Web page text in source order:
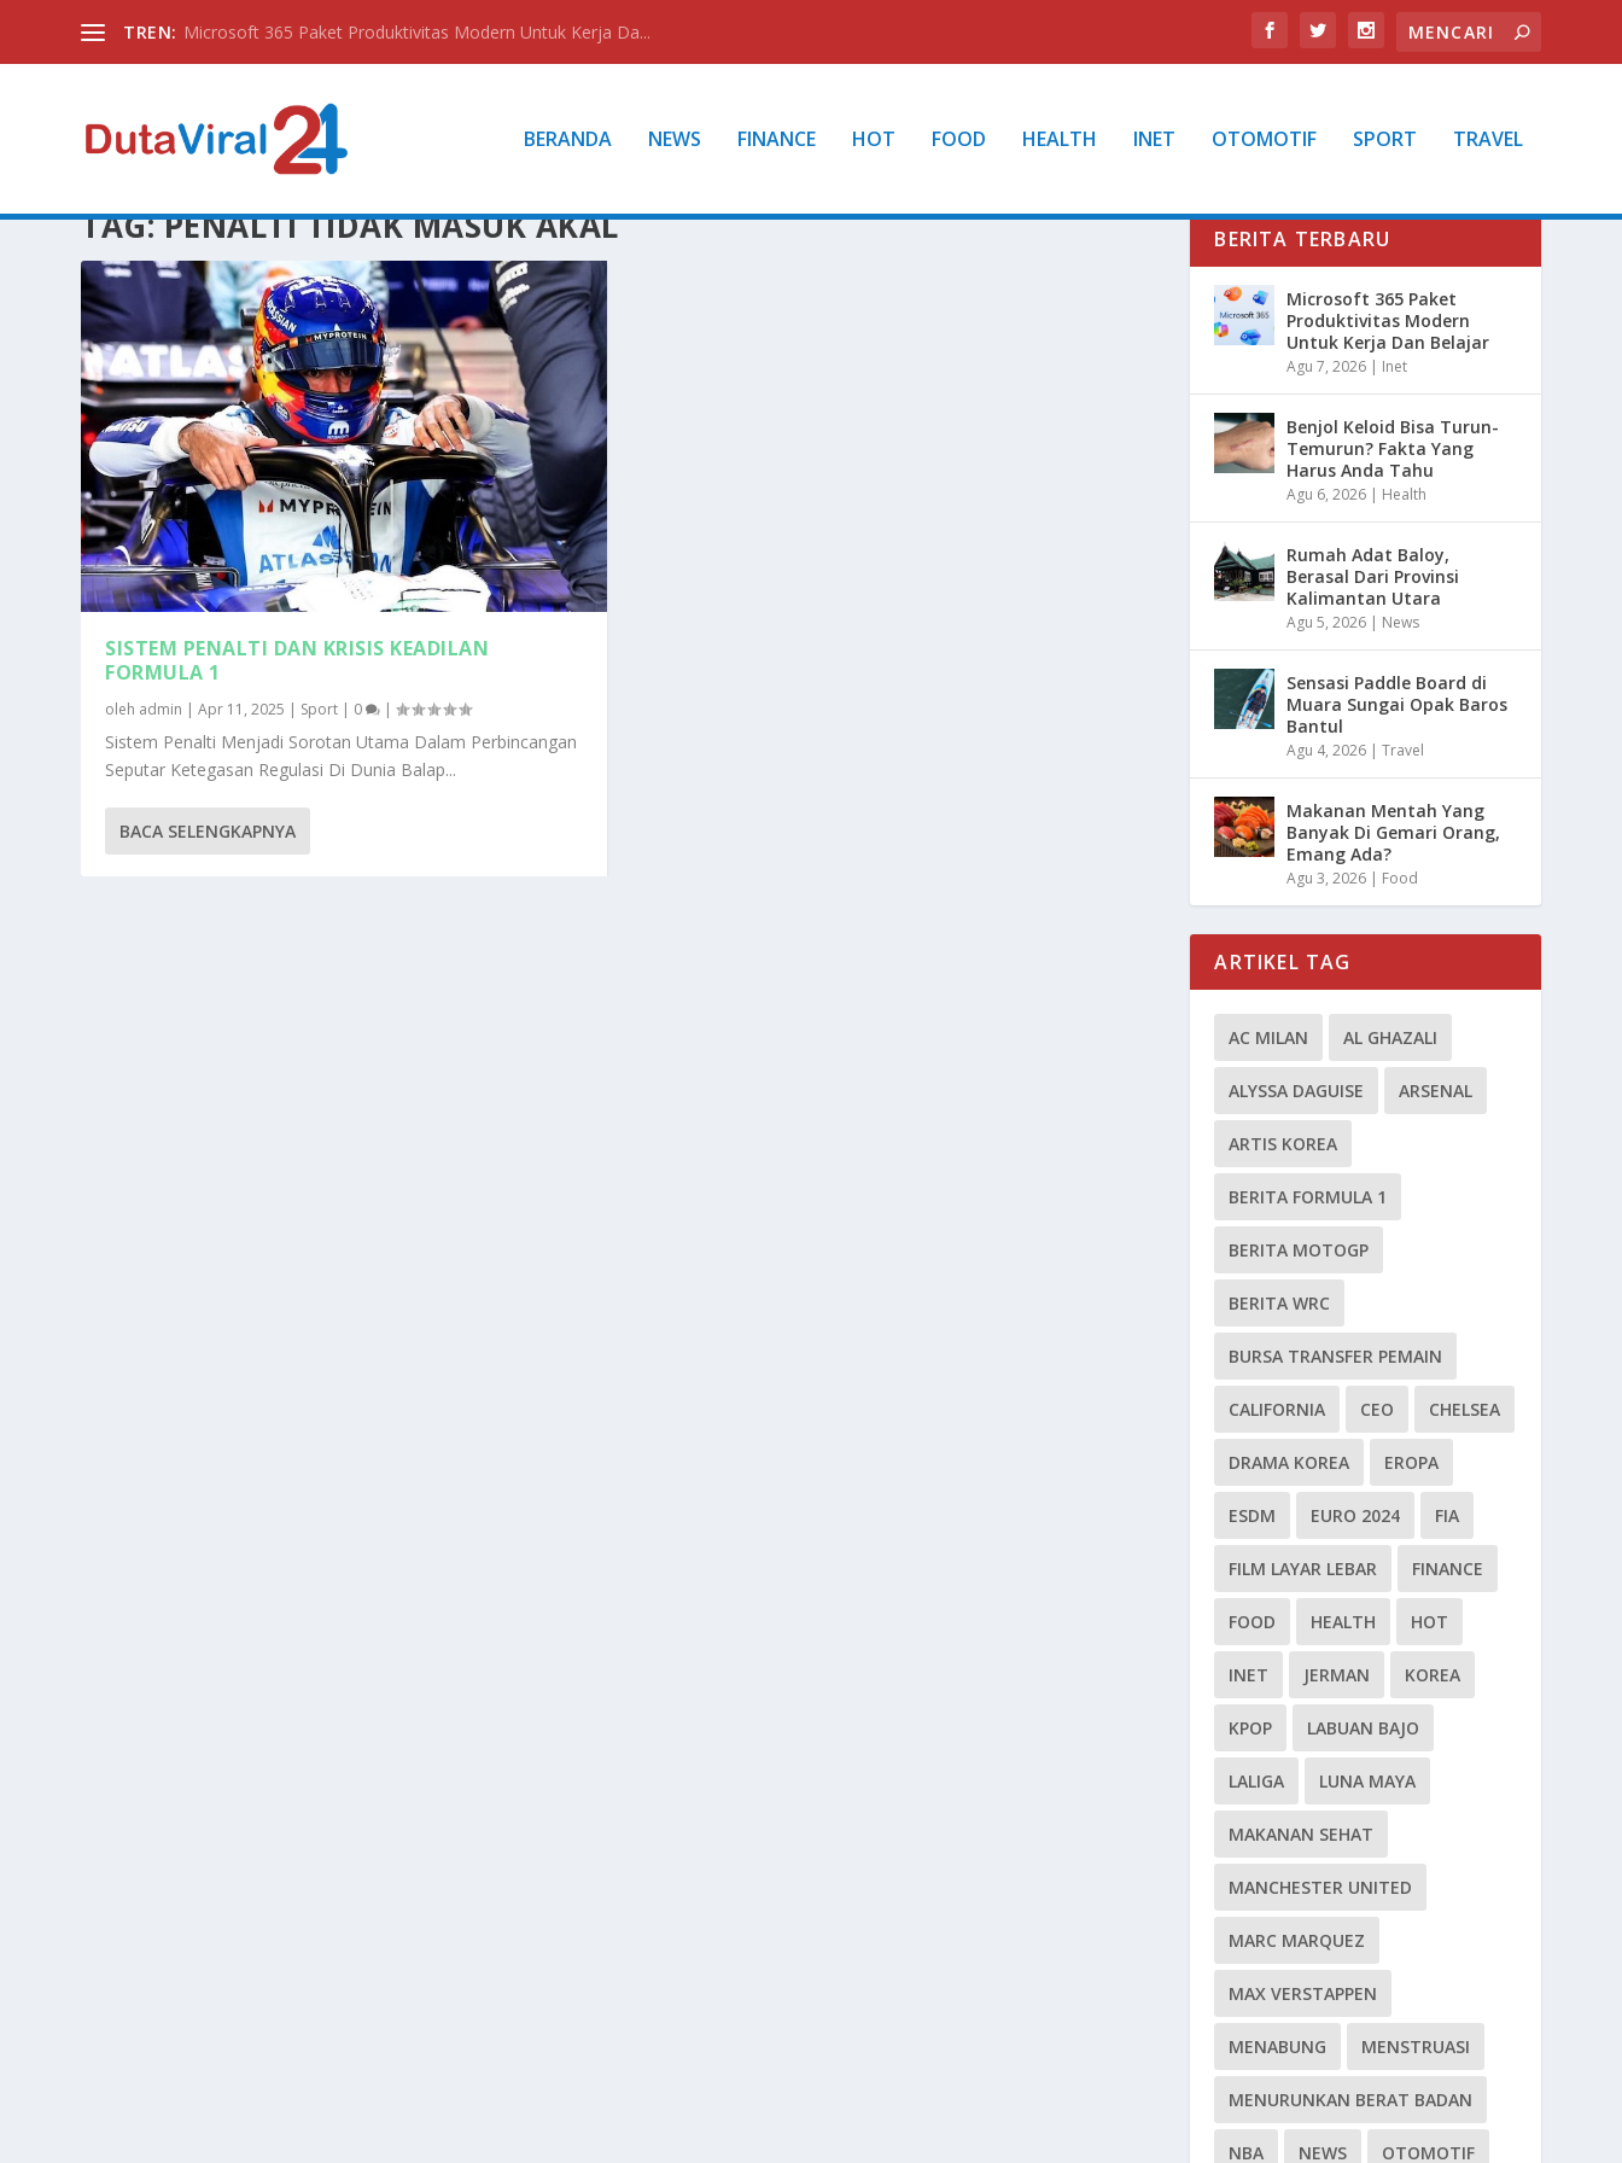
TREN: Microsoft 365 Paket Produktivitas Modern Untuk Kerja Da...
BERANDA NEWS FINANCE HOT FOOD HEALTH INET OTOMOTIF SPORT TRAVEL
TAG:PENALTI TIDAK MASUK AKAL
SISTEM PENALTI DAN KRISIS KEADILAN
FORMULA 1
oleh admin |Apr 11, 2025 | Sport | 0 |
Sistem Penalti Menjadi Sorotan Utama Dalam Perbincangan
Seputar Ketegasan Regulasi Di Dunia Balap...
BACA SELENGKAPNYA
BERITA TERBARU
Microsoft 365 Paket
Produktivitas Modern
Untuk Kerja Dan Belajar
Agu 7, 2026 | Inet
Benjol Keloid Bisa Turun-
Temurun? Fakta Yang
Harus Anda Tahu
Agu 6, 2026 | Health
Rumah Adat Baloy,
Berasal Dari Provinsi
Kalimantan Utara
Agu 5, 2026 | News
Sensasi Paddle Board di
Muara Sungai Opak Baros
Bantul
Agu 4, 2026 |Travel
Makanan Mentah Yang
Banyak Di Gemari Orang,
Emang Ada?
Agu 3, 2026 | Food
ARTIKEL TAG
AC MILAN AL GHAZALI
ALYSSA DAGUISE ARSENAL
ARTIS KOREA
BERITA FORMULA 1
BERITA MOTOGP
BERITA WRC
BURSA TRANSFER PEMAIN
CALIFORNIA CEO CHELSEA
DRAMA KOREA EROPA
ESDM EURO 2024 FIA
FILM LAYAR LEBAR FINANCE
FOOD HEALTH HOT
INET JERMAN KOREA
KPOP LABUAN BAJO
LALIGA LUNA MAYA
MAKANAN SEHAT
MANCHESTER UNITED
MARC MARQUEZ
MAX VERSTAPPEN
MENABUNG MENSTRUASI
MENURUNKAN BERAT BADAN
NBA NEWS OTOMOTIF